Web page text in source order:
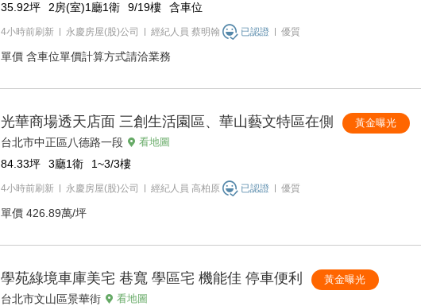
35.92坪 2房(室)1廳1衛 9/19樓 含車位
4小時前刷新 永慶房屋(股)公司 經紀人員 蔡明翰 已認證 優質
單價 含車位單價計算方式請洽業務
光華商場透天店面 三創生活園區、華山藝文特區在側 黃金曝光
台北市中正區八德路一段 看地圖
84.33坪 3廳1衛 1~3/3樓
4小時前刷新 永慶房屋(股)公司 經紀人員 高柏原 已認證 優質
單價 426.89萬/坪
學苑綠境車庫美宅 巷寬 學區宅 機能佳 停車便利 黃金曝光
台北市文山區景華街 看地圖